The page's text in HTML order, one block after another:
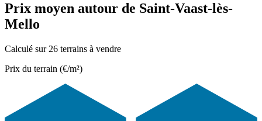
Prix moyen autour de Saint-Vaast-lès-
Mello
Calculé sur 26 terrains à vendre
Prix du terrain (€/m²)